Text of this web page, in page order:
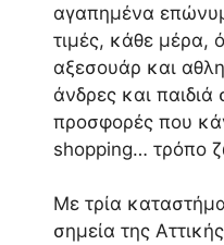
αγαπημένα
τιμές, κάθε μέρα,
αξεσουάρ και
άνδρες και παιδιά
προσφορές που
shopping… τρόπο
Με τρία
σημεία της